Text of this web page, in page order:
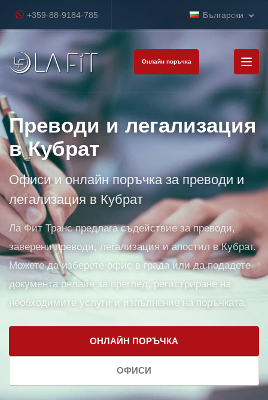
+359-88-9184-785 Български
Онлайн поръчка
Преводи и легализация
в Кубрат
Офиси и онлайн поръчка за преводи и
легализация в Кубрат
Ла Фит Транс предлага съдействие за преводи,
заверени преводи, легализация и апостил в Кубрат.
Можете да изберете офис в града или да подадете
документа онлайн за преглед, регистриране на
необходимите услуги и изпълнение на поръчката.
ОНЛАЙН ПОРЪЧКА
ОФИСИ